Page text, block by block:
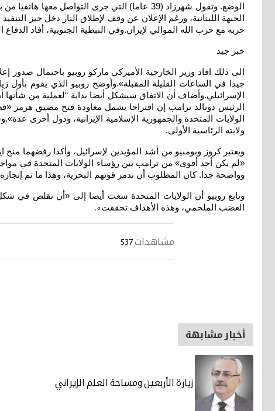
الوضع. وتقول شهرزاد (39 عاما) التي جرى
حربه مع حزب الله الموالي لإيران.وفي النبطية الجنوبية، أفاد
خبر جيد
الى ذلك افاد وزير الخارجية الأميركي ماركو روبيو باحتمال
جيدا في الساعات القليلة المقبلة».وأوضح روبيو الذي يقوم بأول
الإسرائيلي.وأضاف أن الاتفاق سيشكل أيضا بداية “لعملية من
الرئيس دونالد ترامب إن اقتراحا يشمل معاودة فتح مضيق هرمز
الولايات المتحدة والجمهورية الإسلامية الإيرانية، ودول أخرى
ولايته الرئاسية الأولى.
ويعتبر كروز وبومبيو من أشد المؤيدين لإسرائيل، وأكدا رفضهما
«لم يكن أحد أقوى» من ترامب بين رؤساء الولايات المتحدة في
وواضحة جدا. كان المطلوب أن ندمر قوتهم البحرية، وهذا ما تم إنجازه
وتابع روبيو أن الولايات المتحدة سعت أيضا إلى «أن تقلص في
الغضب الملحمي، وهذه الأهداف تحققت».
مشاهدات 537
أخبار مشابهة
زيارة الأربعين ومساحة العلم الإيراني